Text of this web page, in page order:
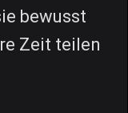
bewusst
Zeit teilen